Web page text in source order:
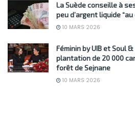
La Suède conseille à
peu d’argent liquide “au
10 MARS 2026
Féminin by UIB et Soul
plantation de 20 000
forêt de Sejnane
10 MARS 2026